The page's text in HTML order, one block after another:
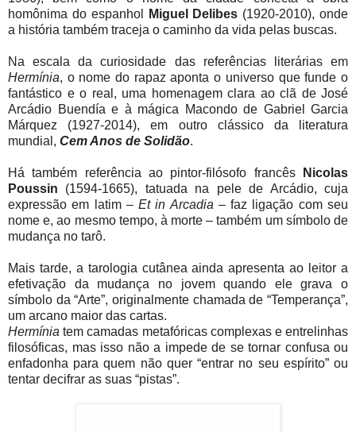
homônima do espanhol
Miguel Delibes (1920-2010), onde
a história também traceja o caminho da vida pelas buscas.
Na escala da curiosidade das referências literárias em
Hermínia, o nome do rapaz aponta o universo que funde o
fantástico e o real, uma homenagem clara ao clã de José
Arcádio Buendía e à mágica Macondo de Gabriel Garcia
Márquez (1927-2014), em outro clássico da literatura
mundial, Cem Anos de Solidão.
Há também referência ao pintor-filósofo francês
Nicolas
Poussin (1594-1665), tatuada na pele de Arcádio, cuja
expressão em latim –Et in Arcadia – faz ligação com seu
nome e, ao mesmo tempo, à morte – também um símbolo de
mudança no tarô.
Mais tarde, a tarologia cutânea ainda apresenta ao leitor a
efetivação da mudança no jovem quando ele grava o
símbolo da “Arte”, originalmente chamada de “Temperança”,
um arcano maior das cartas.
Hermínia tem camadas metafóricas complexas e entrelinhas
filosóficas, mas isso não a impede de se tornar confusa ou
enfadonha para quem não quer “entrar no seu espírito” ou
tentar decifrar as suas “pistas”.